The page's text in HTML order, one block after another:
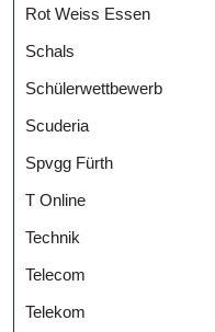
Rot Weiss Essen
Schals
Schülerwettbewerb
Scuderia
Spvgg Fürth
T Online
Technik
Telecom
Telekom